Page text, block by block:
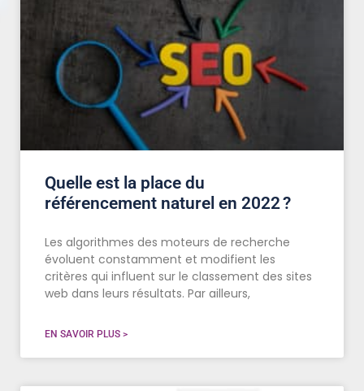
Quelle est la place du
référencement naturel en 2022 ?
Les algorithmes des moteurs de recherche
évoluent constamment et modifient les
critères qui influent sur le classement des sites
web dans leurs résultats. Par ailleurs,
EN SAVOIR PLUS >